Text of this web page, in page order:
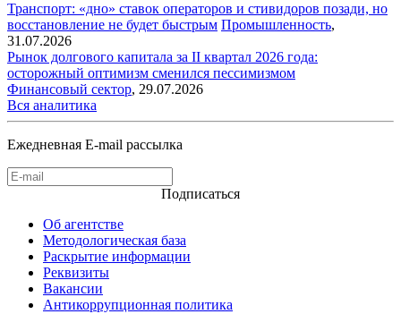
Транспорт: «дно» ставок операторов и стивидоров позади, но
восстановление не будет быстрым Промышленность,
31.07.2026
Рынок долгового капитала за II квартал 2026 года:
осторожный оптимизм сменился пессимизмом
Финансовый сектор, 29.07.2026
Вся аналитика
Ежедневная E-mail рассылка
Подписаться
Об агентстве
Методологическая база
Раскрытие информации
Реквизиты
Вакансии
Антикоррупционная политика